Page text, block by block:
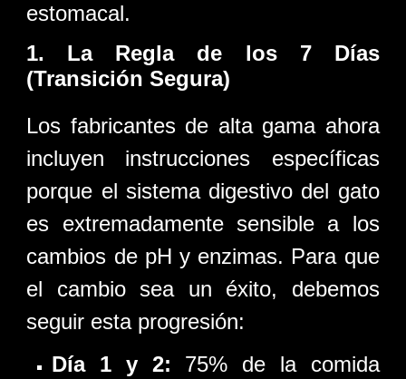
estomacal.
1. La Regla de los 7 Días
(Transición Segura)
Los fabricantes de alta gama ahora
incluyen instrucciones específicas
porque el sistema digestivo del gato
es extremadamente sensible a los
cambios de pH y enzimas. Para que
el cambio sea un éxito, debemos
seguir esta progresión:
Día 1 y 2: 75% de la comida